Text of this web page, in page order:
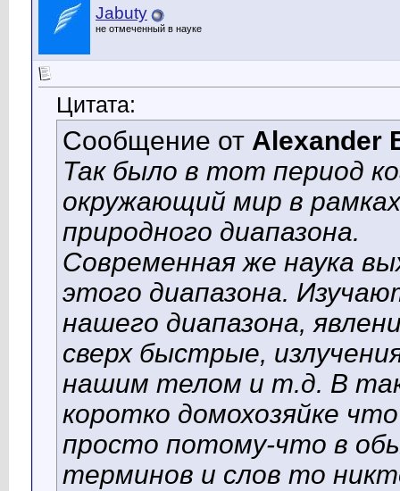
Jabuty
не отмеченный в науке
Цитата:
Сообщение от Alexander
Так было в тот период
окружающий мир в
природного диапазона.
Современная же наука
этого диапазона.
нашего диапазона,
сверх быстрые,
нашим телом и т.д. В
коротко домохозяйке
просто потому-что в
терминов и слов то